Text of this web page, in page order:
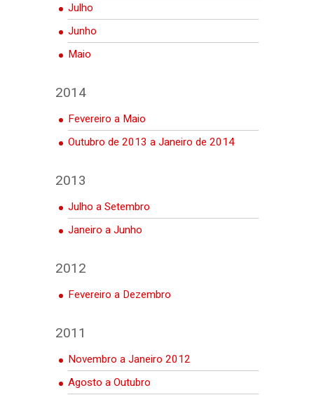
Julho
Junho
Maio
2014
Fevereiro a Maio
Outubro de 2013 a Janeiro de 2014
2013
Julho a Setembro
Janeiro a Junho
2012
Fevereiro a Dezembro
2011
Novembro a Janeiro 2012
Agosto a Outubro